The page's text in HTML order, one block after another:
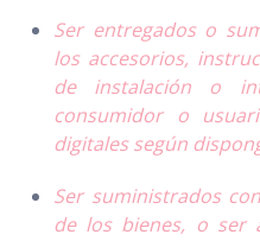
Ser entregados o
los accesorios,
de instalación o
consumidor o
digitales según
Ser suministrados
de los bienes, o ser